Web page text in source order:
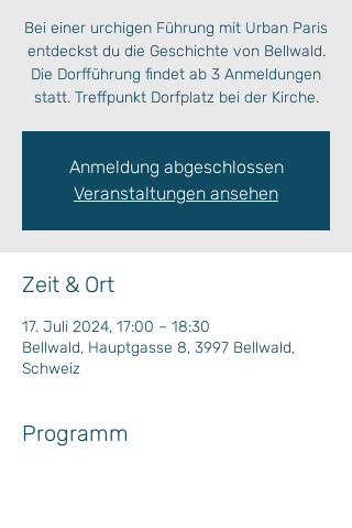
Bei einer urchigen Führung mit Urban Paris
entdeckst du die Geschichte von Bellwald.
Die Dorfführung findet ab 3 Anmeldungen
statt. Treffpunkt Dorfplatz bei der Kirche.
Anmeldung abgeschlossen
Veranstaltungen ansehen
Zeit & Ort
17. Juli 2024, 17:00 – 18:30
Bellwald, Hauptgasse 8, 3997 Bellwald,
Schweiz
Programm